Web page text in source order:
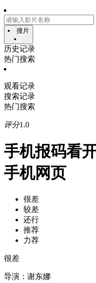
搜片
历史记录
热门搜索
观看记录
搜索记录
热门搜索
评分1.0
手机报码看
手机网页
很差
较差
还行
推荐
力荐
很差
导演： 谢东娜